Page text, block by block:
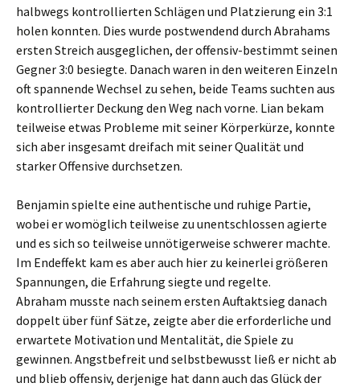
halbwegs kontrollierten Schlägen und Platzierung ein 3:1
holen konnten. Dies wurde postwendend durch Abrahams
ersten Streich ausgeglichen, der offensiv-bestimmt seinen
Gegner 3:0 besiegte. Danach waren in den weiteren Einzeln
oft spannende Wechsel zu sehen, beide Teams suchten aus
kontrollierter Deckung den Weg nach vorne. Lian bekam
teilweise etwas Probleme mit seiner Körperkürze, konnte
sich aber insgesamt dreifach mit seiner Qualität und
starker Offensive durchsetzen.
Benjamin spielte eine authentische und ruhige Partie,
wobei er womöglich teilweise zu unentschlossen agierte
und es sich so teilweise unnötigerweise schwerer machte.
Im Endeffekt kam es aber auch hier zu keinerlei größeren
Spannungen, die Erfahrung siegte und regelte.
Abraham musste nach seinem ersten Auftaktsieg danach
doppelt über fünf Sätze, zeigte aber die erforderliche und
erwartete Motivation und Mentalität, die Spiele zu
gewinnen. Angstbefreit und selbstbewusst ließ er nicht ab
und blieb offensiv, derjenige hat dann auch das Glück der